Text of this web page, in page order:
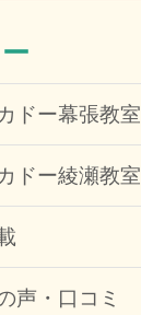
ドー幕張教室
ドー綾瀬教室
声・口コミ